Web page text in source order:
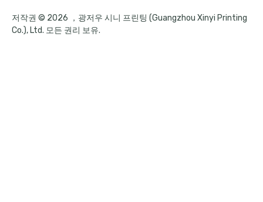
저작권 © 2026 ，광저우 시니 프린팅 (Guangzhou Xinyi Printing
Co.), Ltd. 모든 권리 보유.